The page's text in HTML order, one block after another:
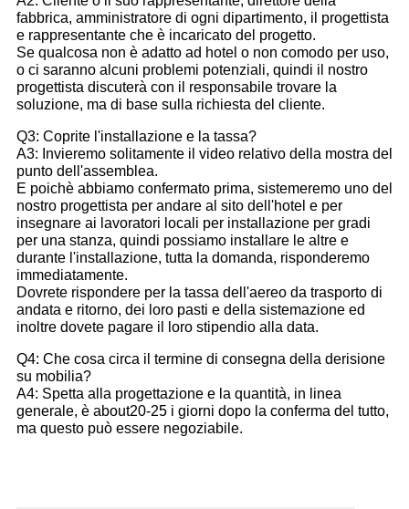
fabbrica, amministratore di ogni dipartimento, il progettista
e rappresentante che è incaricato del progetto.
Se qualcosa non è adatto ad hotel o non comodo per uso,
o ci saranno alcuni problemi potenziali, quindi il nostro
progettista discuterà con il responsabile trovare la
soluzione, ma di base sulla richiesta del cliente.
Q3: Coprite l'installazione e la tassa?
A3: Invieremo solitamente il video relativo della mostra del
punto dell'assemblea.
E poichè abbiamo confermato prima, sistemeremo uno del
nostro progettista per andare al sito dell'hotel e per
insegnare ai lavoratori locali per installazione per gradi
per una stanza, quindi possiamo installare le altre e
durante l'installazione, tutta la domanda, risponderemo
immediatamente.
Dovrete rispondere per la tassa dell'aereo da trasporto di
andata e ritorno, dei loro pasti e della sistemazione ed
inoltre dovete pagare il loro stipendio alla data.
Q4: Che cosa circa il termine di consegna della derisione
su mobilia?
A4: Spetta alla progettazione e la quantità, in linea
generale, è about20-25 i giorni dopo la conferma del tutto,
ma questo può essere negoziabile.